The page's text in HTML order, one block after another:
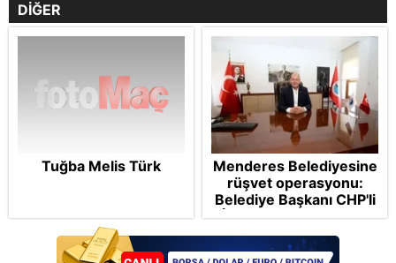
DİĞER
Tuğba Melis Türk
Menderes Belediyesine
rüşvet operasyonu:
Belediye Başkanı CHP'li
İlkay Çiçek tutuklandı